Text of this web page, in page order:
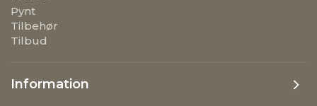
Pynt
Tilbehør
Tilbud
Information